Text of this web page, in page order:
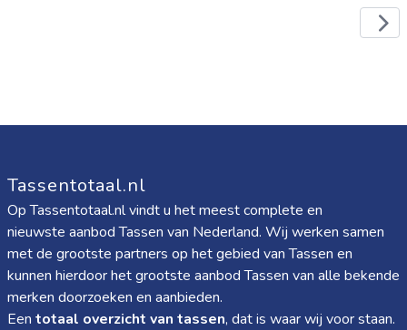
Tassentotaal.nl
Op Tassentotaal.nl vindt u het meest complete en
nieuwste aanbod Tassen van Nederland. Wij werken samen
met de grootste partners op het gebied van Tassen en
kunnen hierdoor het grootste aanbod Tassen van alle bekende
merken doorzoeken en aanbieden.
Een totaal overzicht van tassen, dat is waar wij voor staan.